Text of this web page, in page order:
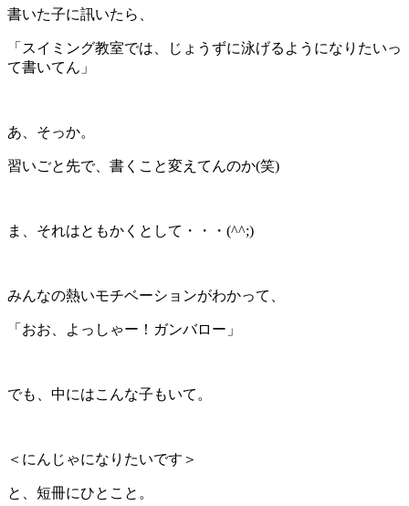
書いた子に訊いたら、
「スイミング教室では、じょうずに泳げるようになりたいっ
て書いてん」
あ、そっか。
習いごと先で、書くこと変えてんのか(笑)
ま、それはともかくとして・・・(^^;)
みんなの熱いモチベーションがわかって、
「おお、よっしゃー！ガンバロー」
でも、中にはこんな子もいて。
＜にんじゃになりたいです＞
と、短冊にひとこと。